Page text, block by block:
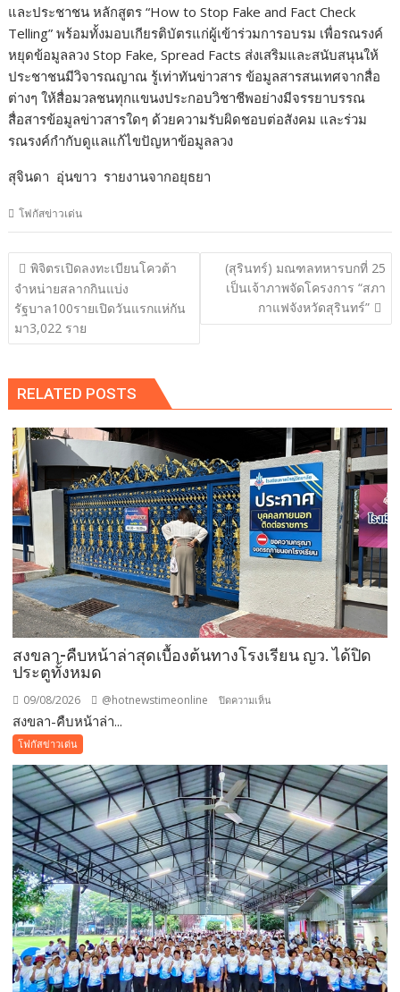
และประชาชน หลักสูตร “How to Stop Fake and Fact Check
Telling” พร้อมทั้งมอบเกียรติบัตรแก่ผู้เข้าร่วมการอบรม เพื่อรณรงค์
หยุดข้อมูลลวง Stop Fake, Spread Facts ส่งเสริมและสนับสนุนให้
ประชาชนมีวิจารณญาณ รู้เท่าทันข่าวสาร ข้อมูลสารสนเทศจากสื่อ
ต่างๆ ให้สื่อมวลชนทุกแขนงประกอบวิชาชีพอย่างมีจรรยาบรรณ
สื่อสารข้อมูลข่าวสารใดๆ ด้วยความรับผิดชอบต่อสังคม และร่วม
รณรงค์กำกับดูแลแก้ไขปัญหาข้อมูลลวง
สุจินดา อุ่นขาว รายงานจากอยุธยา
โฟกัสข่าวเด่น
แนะแนว
เรื่อง
พิจิตรเปิดลงทะเบียนโควต้า
จำหน่ายสลากกินแบ่ง
รัฐบาล100รายเปิดวันแรกแห่กัน
มา3,022 ราย
(สุรินทร์) มณฑลทหารบกที่ 25
เป็นเจ้าภาพจัดโครงการ “สภา
กาแฟจังหวัดสุรินทร์”
RELATED POSTS
สงขลา-คืบหน้าล่าสุดเบื้องต้นทางโรงเรียน ญว. ได้ปิด
ประตูทั้งหมด
09/08/2026 @hotnewstimeonline ปิดความเห็น
ล่าสุด
เบื้อง
ต้นทาง
โรงเรียน
ญว.
ได้
ปิด
ประตู
ทั้งหมด
สงขลา-คืบหน้าล่า...
โฟกัสข่าวเด่น